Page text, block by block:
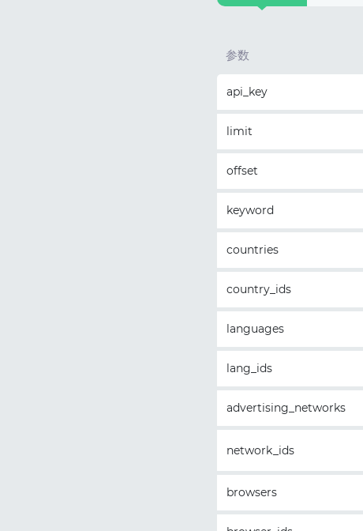
参数
api_key
limit
offset
keyword
countries
country_ids
languages
lang_ids
advertising_networks
network_ids
browsers